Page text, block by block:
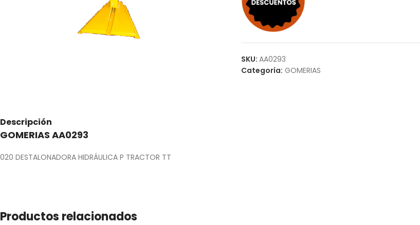
SKU:AA0293
Categoría: GOMERIAS
Descripción
GOMERIAS AA0293
020 DESTALONADORA HIDRÁULICA P TRACTOR TT
Productos relacionados